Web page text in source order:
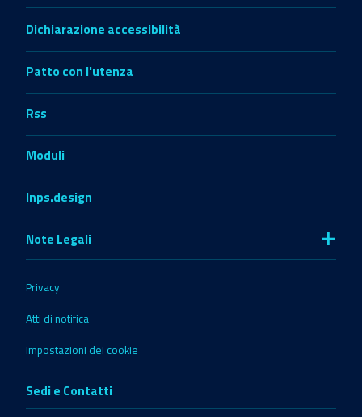
Dichiarazione accessibilità
Patto con l'utenza
Rss
Moduli
Inps.design
Note Legali +
Privacy
Atti di notifica
Impostazioni dei cookie
Sedi e Contatti